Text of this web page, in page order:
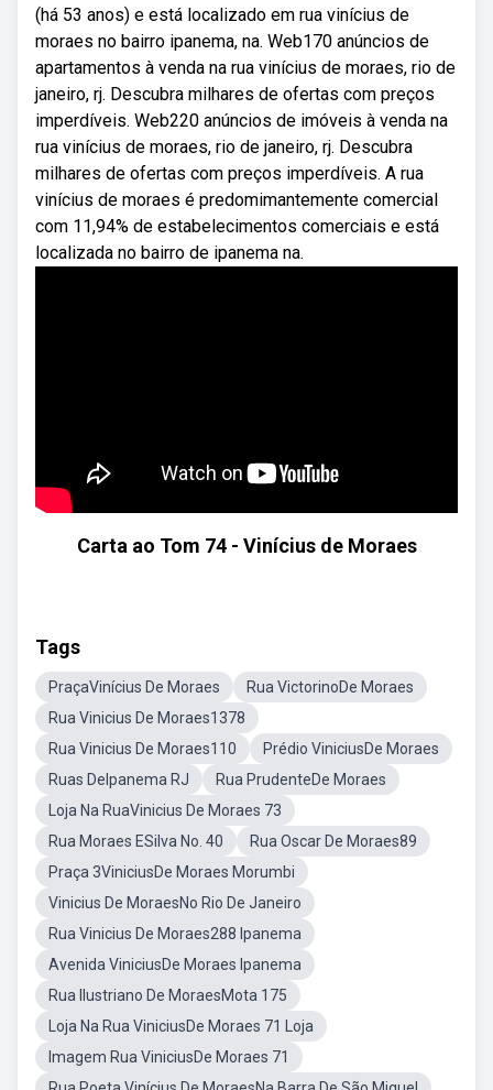
(há 53 anos) e está localizado em rua vinícius de
moraes no bairro ipanema, na. Web170 anúncios de
apartamentos à venda na rua vinícius de moraes, rio de
janeiro, rj. Descubra milhares de ofertas com preços
imperdíveis. Web220 anúncios de imóveis à venda na
rua vinícius de moraes, rio de janeiro, rj. Descubra
milhares de ofertas com preços imperdíveis. A rua
vinícius de moraes é predomimantemente comercial
com 11,94% de estabelecimentos comerciais e está
localizada no bairro de ipanema na.
Carta ao Tom 74 - Vinícius de Moraes
Tags
PraçaVinícius De Moraes
Rua VictorinoDe Moraes
Rua Vinicius De Moraes1378
Rua Vinicius De Moraes110
Prédio ViniciusDe Moraes
Ruas DeIpanema RJ
Rua PrudenteDe Moraes
Loja Na RuaVinicius De Moraes 73
Rua Moraes ESilva No. 40
Rua Oscar De Moraes89
Praça 3ViniciusDe Moraes Morumbi
Vinicius De MoraesNo Rio De Janeiro
Rua Vinicius De Moraes288 Ipanema
Avenida ViniciusDe Moraes Ipanema
Rua Ilustriano De MoraesMota 175
Loja Na Rua ViniciusDe Moraes 71 Loja
Imagem Rua ViniciusDe Moraes 71